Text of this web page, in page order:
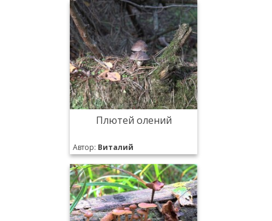
Плютей олений
Автор: Виталий